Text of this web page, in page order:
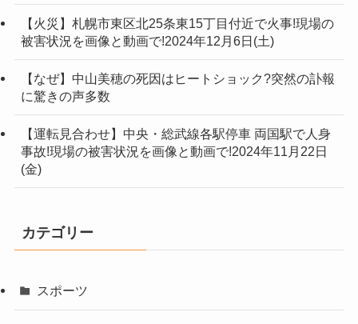
【火災】札幌市東区北25条東15丁目付近で火事!現場の
被害状況を画像と動画で!2024年12月6日(土)
【なぜ】中山美穂の死因はヒートショック?突然の訃報
に驚きの声多数
【運転見合わせ】中央・総武線各駅停車 両国駅で人身
事故!現場の被害状況を画像と動画で!2024年11月22日
(金)
カテゴリー
スポーツ